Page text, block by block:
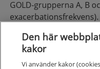
GOLD-grupperna A, B
exacerbationsfrekvens).
Den här
kakor
Vi använder kakor